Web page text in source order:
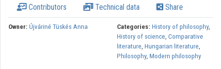
Organizations
Contributors Technical data Share
Owner: Újváriné Tüskés Anna Categories: History of philosophy,
History of science, Comparative
literature, Hungarian literature,
Philosophy, Modern philosophy